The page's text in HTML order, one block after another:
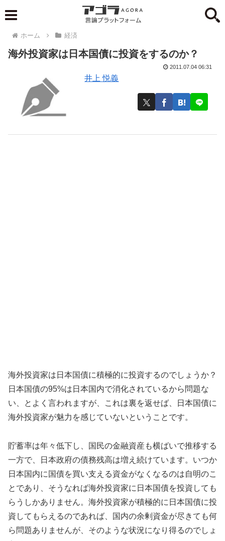
ホーム 経済
海外投資家は日本国債に投資をするのか？
井上 悦義
2011.07.04 06:31
海外投資家は日本国債に積極的に投資するのでしょうか？
日本国債の95%は日本国内で消化されているから問題な
い、とよく言われますが、これは裏を返せば、日本国債に
海外投資家が魅力を感じていないということです。
貯蓄率は年々低下し、国民の金融資産も横ばいで推移する
一方で、日本政府の債務残高は増え続けています。いつか
日本国内に国債を買い支える資金がなくなるのは自明のこ
とであり、そうなれば海外投資家に日本国債を投資しても
らうしかありません。海外投資家が積極的に日本国債に投
資してもらえるのであれば、国内の余剰資金が尽きても何
ら問題ありませんが、そのような状況になり得るのでしょ